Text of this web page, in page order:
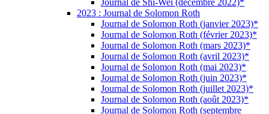
Journal de Shi-Wei (décembre 2022)*
2023 : Journal de Solomon Roth
Journal de Solomon Roth (janvier 2023)*
Journal de Solomon Roth (février 2023)*
Journal de Solomon Roth (mars 2023)*
Journal de Solomon Roth (avril 2023)*
Journal de Solomon Roth (mai 2023)*
Journal de Solomon Roth (juin 2023)*
Journal de Solomon Roth (juillet 2023)*
Journal de Solomon Roth (août 2023)*
Journal de Solomon Roth (septembre